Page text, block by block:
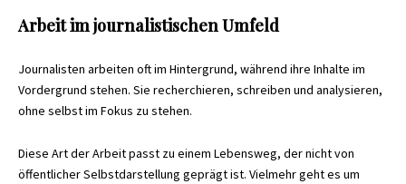
Arbeit im journalistischen Umfeld
Journalisten arbeiten oft im Hintergrund, während ihre Inhalte im
Vordergrund stehen. Sie recherchieren, schreiben und analysieren,
ohne selbst im Fokus zu stehen.
Diese Art der Arbeit passt zu einem Lebensweg, der nicht von
öffentlicher Selbstdarstellung geprägt ist. Vielmehr geht es um